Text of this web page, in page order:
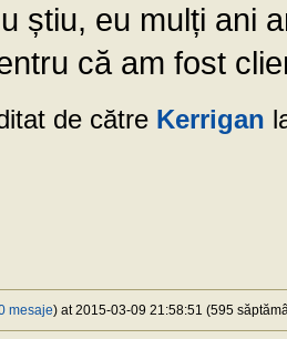
știu, eu mulți ani
că am fost
de către Kerrigan
mesaje) at 2015-03-09 21:58:51 (595